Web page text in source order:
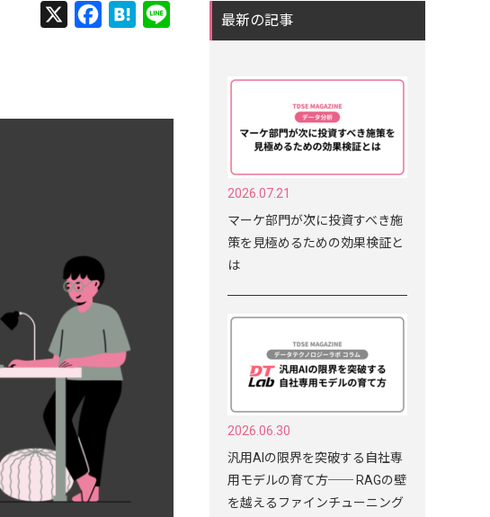
Facebook
Hatena 最新の記事
2026.07.21
マーケ部門が次に投資すべき施
策を見極めるための効果検証と
は
2026.06.30
汎用AIの限界を突破する自社専
用モデルの育て方── RAGの壁
を越えるファインチューニング